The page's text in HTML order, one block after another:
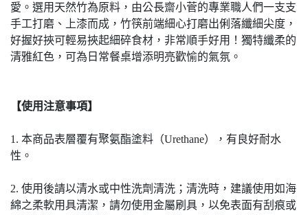
愛。選用天然竹為原料，由公長齋小菅的專業職人們一支支
手工打磨、上漆而成，竹筷前端細心打磨出俐落纖細尖度，
好握好挾可輕易挾起細碎食材，非常順手好用！獨特纖柔的
清雅紅色，可為日常餐桌增添明亮歡愉的氣氛。
【使用注意事項】
1. 本商品表層覆有聚氨酯塗料（Urethane），有良好耐水
性。
2. 使用後請以清水或中性洗劑清洗；清洗時，建議使用如海
綿之柔軟用具清潔，請勿使用金屬刷具，以免表面有刮痕或